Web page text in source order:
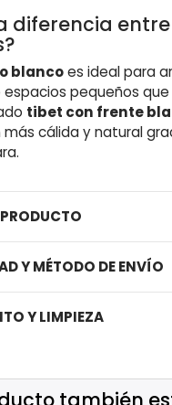
diferencia
blancoes ideal para
pequeños
tibet con frente
más cálida y natural
PRODUCTO
Y MÉTODO DE ENVÍO
Y LIMPIEZA